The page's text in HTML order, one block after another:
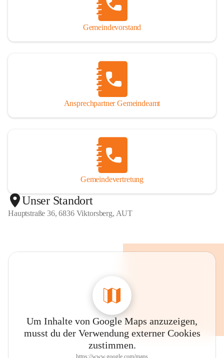
Gemeindevorstand
Ansprechpartner Gemeindeamt
Gemeindevertretung
Unser Standort
Hauptstraße 36, 6836 Viktorsberg, AUT
Um Inhalte von Google Maps anzuzeigen,
musst du der Verwendung externer Cookies
zustimmen.
https://www.google.com/maps